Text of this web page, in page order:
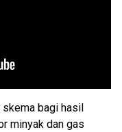
bagi hasil
minyak dan gas